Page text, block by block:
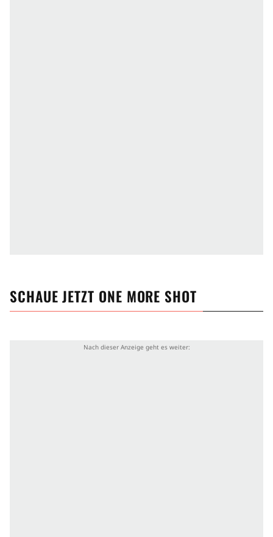
SCHAUE JETZT ONE MORE SHOT